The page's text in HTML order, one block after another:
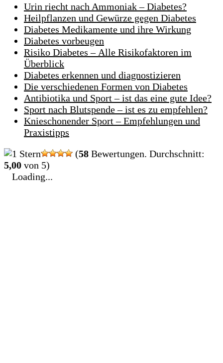
Urin riecht nach Ammoniak – Diabetes?
Heilpflanzen und Gewürze gegen Diabetes
Diabetes Medikamente und ihre Wirkung
Diabetes vorbeugen
Risiko Diabetes – Alle Risikofaktoren im
Überblick
Diabetes erkennen und diagnostizieren
Die verschiedenen Formen von Diabetes
Antibiotika und Sport – ist das eine gute Idee?
Sport nach Blutspende – ist es zu empfehlen?
Knieschonender Sport – Empfehlungen und
Praxistipps
(58 Bewertungen. Durchschnitt:
5,00 von 5)
Loading...